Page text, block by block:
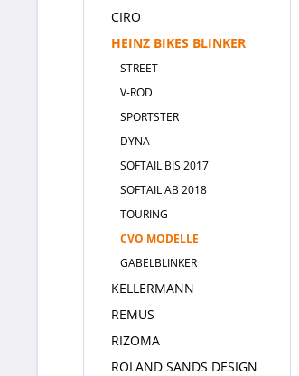
CIRO
HEINZ BIKES BLINKER
STREET
V-ROD
SPORTSTER
DYNA
SOFTAIL BIS 2017
SOFTAIL AB 2018
TOURING
CVO MODELLE
GABELBLINKER
KELLERMANN
REMUS
RIZOMA
ROLAND SANDS DESIGN